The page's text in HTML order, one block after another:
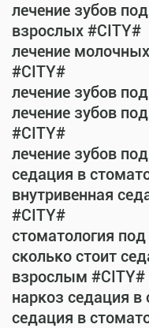
лечение зубов
взрослых #CITY#
лечение
#CITY#
лечение зубов
лечение зубов
#CITY#
лечение зубов
седация в
внутривенная
#CITY#
стоматология
сколько стоит
взрослым #CITY#
наркоз седация в
седация в